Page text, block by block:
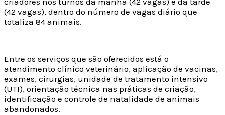
(42 vagas), dentro do número de vagas diário que
totaliza 84 animais.
Entre os serviços que são oferecidos está o
atendimento clínico veterinário, aplicação de vacinas,
exames, cirurgias, unidade de tratamento intensivo
(UTI), orientação técnica nas práticas de criação,
identificação e controle de natalidade de animais
abandonados.